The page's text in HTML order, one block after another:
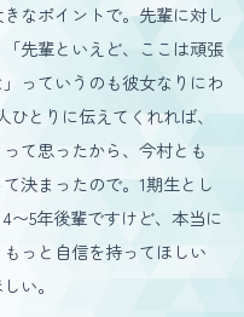
なポイントで。先輩に対し
先輩といえど、ここは頑張
っていうのも彼女なりにわ
とりに伝えてくれれば、
て思ったから、今村とも
決まったので。1期生とし
〜5年後輩ですけど、本当に
っと自信を持ってほしい
い。